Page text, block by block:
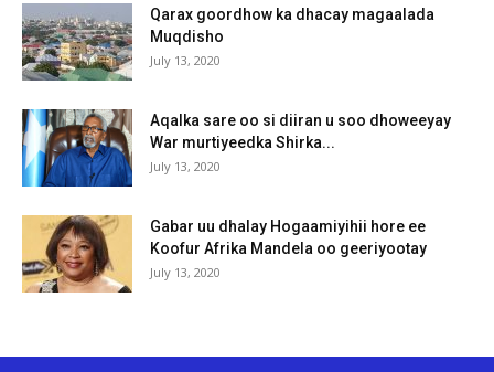
Qarax goordhow ka dhacay magaalada
Muqdisho
July 13, 2020
Aqalka sare oo si diiran u soo dhoweeyay
War murtiyeedka Shirka...
July 13, 2020
Gabar uu dhalay Hogaamiyihii hore ee
Koofur Afrika Mandela oo geeriyootay
July 13, 2020